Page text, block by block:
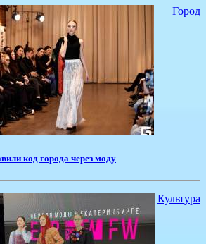
Город
код города через моду
Культура